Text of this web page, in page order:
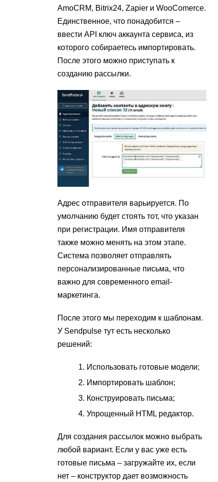
AmoCRM, Bitrix24, Zapier и WooComerce.
Единственное, что понадобится –
ввести API ключ аккаунта сервиса, из
которого собираетесь импортировать.
После этого можно приступать к
созданию рассылки.
Адрес отправителя варьируется. По
умолчанию будет стоять тот, что указан
при регистрации. Имя отправителя
также можно менять на этом этапе.
Система позволяет отправлять
персонализированные письма, что
важно для современного email-
маркетинга.
После этого мы переходим к шаблонам.
У Sendpulse тут есть несколько
решений:
Использовать готовые модели;
Импортировать шаблон;
Конструировать письма;
Упрощенный HTML редактор.
Для создания рассылок можно выбрать
любой вариант. Если у вас уже есть
готовые письма – загружайте их, если
нет – конструктор дает возможность